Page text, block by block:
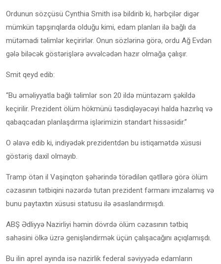
Ordunun sözçüsü Cynthia Smith isə bildirib ki, hərbçilər digər
mümkün tapşırıqlarda olduğu kimi, edam planları ilə bağlı da
mütəmadi təlimlər keçirirlər. Onun sözlərinə görə, ordu Ağ Evdən
gələ biləcək göstərişlərə əvvəlcədən hazır olmağa çalışır.
Smit qeyd edib:
“Bu əməliyyatla bağlı təlimlər son 20 ildə müntəzəm şəkildə
keçirilir. Prezident ölüm hökmünü təsdiqləyəcəyi halda hazırlıq və
qabaqcadan planlaşdırma işlərimizin standart hissəsidir.”
O əlavə edib ki, indiyədək prezidentdən bu istiqamətdə xüsusi
göstəriş daxil olmayıb.
Tramp ötən il Vaşinqton şəhərində törədilən qətllərə görə ölüm
cəzasının tətbiqini nəzərdə tutan prezident fərmanı imzalamış və
bunu paytaxtın xüsusi statusu ilə əsaslandırmışdı.
ABŞ Ədliyyə Nazirliyi həmin dövrdə ölüm cəzasının tətbiq
sahəsini ölkə üzrə genişləndirmək üçün çalışacağını açıqlamışdı.
Bu ilin aprel ayında isə nazirlik federal səviyyədə edamların